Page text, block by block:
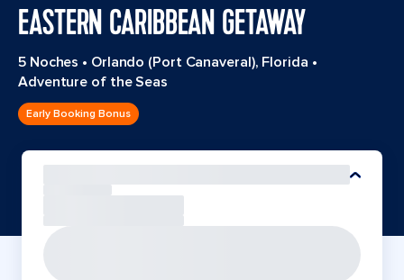
EASTERN CARIBBEAN GETAWAY
5 Noches • Orlando (Port Canaveral), Florida •
Adventure of the Seas
Early Booking Bonus